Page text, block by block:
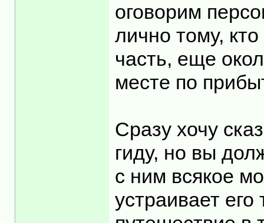
оговорим
лично тому,
часть, еще
месте по
Сразу хочу
гиду, но вы
с ним всякое
устраивает